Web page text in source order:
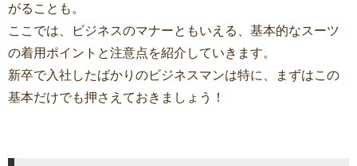
がることも。
ここでは、ビジネスのマナーともいえる、基本的なスーツ
の着用ポイントと注意点を紹介していきます。
新卒で入社したばかりのビジネスマンは特に、まずはこの
基本だけでも押さえておきましょう！